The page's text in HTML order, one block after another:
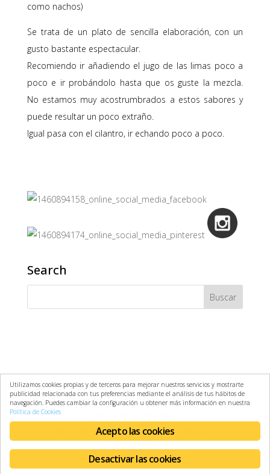
como nachos)
Se trata de un plato de sencilla elaboración, con un
gusto bastante espectacular.
Recomiendo ir añadiendo el jugo de las limas poco a
poco e ir probándolo hasta que os guste la mezcla.
No estamos muy acostrumbrados a estos sabores y
puede resultar un poco extraño.
Igual pasa con el cilantro, ir echando poco a poco.
Search
Aviso Legal
Política de Cookies
Términos y Condiciones
Contacto
Mi cuenta
Utilizamos cookies propias y de terceros para mejorar nuestros servicios y mostrarte
publicidad relacionada con tus preferencias mediante el análisis de tus hábitos de
navegación. Puedes cambiar la configuración u obtener más información en nuestra
Política de Cookies
Acepto las cookies
Desactivar las cookies